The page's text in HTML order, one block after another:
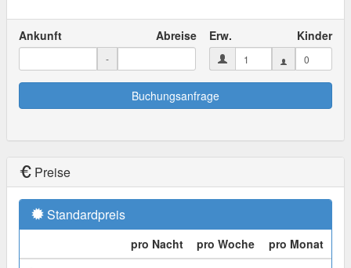
Ankunft Abreise
-
Erw. Kinder
Buchungsanfrage
Preise
Standardpreis
pro Nacht pro Woche
pro Monat